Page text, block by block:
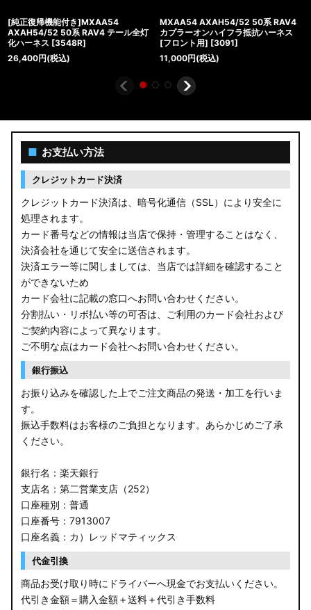
[純正復帰機能付き]MXAA54
AXAH54/52 50系 RAV4 テール全灯
化ハーネス [3548R]
26,400円(税込)
MXAA54 AXAH54/52 50系 RAV4
カプラーオンハイフラ抵抗ハーネス
[フロント用] [3091]
11,000円(税込)
■ お支払い方法
クレジットカード決済
クレジットカード決済は、暗号化通信（SSL）により安全に
処理されます。
カード番号などの情報は当店で保持・管理することはなく、
決済会社を通じて安全に送信されます。
決済エラー等に関しましては、当店では詳細を確認すること
ができないため
カード会社に記載の窓口へお問い合わせください。
分割払い・リボ払い等の可否は、ご利用のカード会社および
ご契約内容によって異なります。
ご不明な点はカード会社へお問い合わせください。
銀行振込
お振り込みを確認した上でご注文商品の発送・加工を行いま
す。
振込手数料はお客様のご負担となります。あらかじめご了承
ください。
銀行名：楽天銀行
支店名：第二営業支店（252）
口座種別：普通
口座番号：7913007
口座名義：カ）レッドマティックス
代金引換
商品お受け取り時にドライバーへ現金でお支払いください。
代引き金額＝購入金額＋送料＋代引き手数料